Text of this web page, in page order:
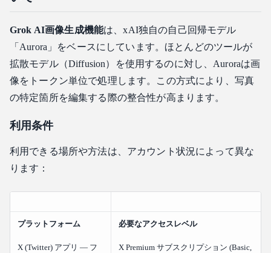
データプライバシーに関する注意
Grok AI画像編集機能 vs 競合：価値はあるか？
比較まとめ
Grokの強み
競合がリードしている点
結論
Grok AI画像生成機能は、xAI独自の自己回帰モデル
「Aurora」をベースにしています。ほとんどのツールが
拡散モデル（Diffusion）を使用するのに対し、Auroraは画
像をトークン単位で処理します。この方式により、写真
の特定箇所を編集する際の整合性が高まります。
利用条件
利用できる場所や方法は、アカウント状況によって異な
ります：
プラットフォーム 必要なアクセスレベル
X (Twitter) アプリ — フ
X Premium サブスクリプション (Basic,